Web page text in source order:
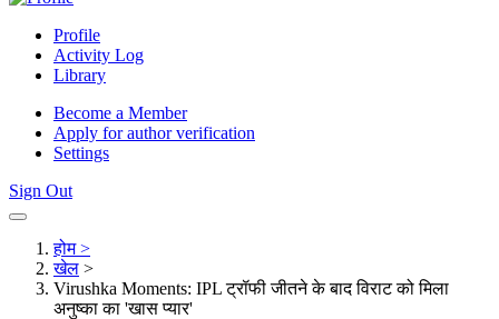
Profile
Activity Log
Library
Become a Member
Apply for author verification
Settings
Sign Out
होम >
खेल >
Virushka Moments: IPL ट्रॉफी जीतने के बाद विराट को मिला
अनुष्का का 'खास प्यार'